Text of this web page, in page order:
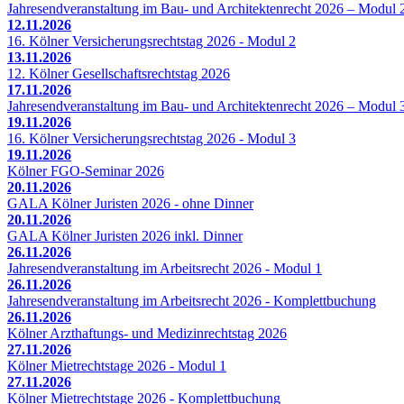
Jahresendveranstaltung im Bau- und Architektenrecht 2026 – Modul
12.11.2026
16. Kölner Versicherungsrechtstag 2026 - Modul 2
13.11.2026
12. Kölner Gesellschaftsrechtstag 2026
17.11.2026
Jahresendveranstaltung im Bau- und Architektenrecht 2026 – Modul
19.11.2026
16. Kölner Versicherungsrechtstag 2026 - Modul 3
19.11.2026
Kölner FGO-Seminar 2026
20.11.2026
GALA Kölner Juristen 2026 - ohne Dinner
20.11.2026
GALA Kölner Juristen 2026 inkl. Dinner
26.11.2026
Jahresendveranstaltung im Arbeitsrecht 2026 - Modul 1
26.11.2026
Jahresendveranstaltung im Arbeitsrecht 2026 - Komplettbuchung
26.11.2026
Kölner Arzthaftungs- und Medizinrechtstag 2026
27.11.2026
Kölner Mietrechtstage 2026 - Modul 1
27.11.2026
Kölner Mietrechtstage 2026 - Komplettbuchung